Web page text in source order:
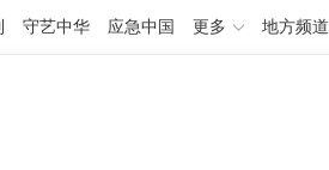
守艺中华 应急中国 更多 地方频道